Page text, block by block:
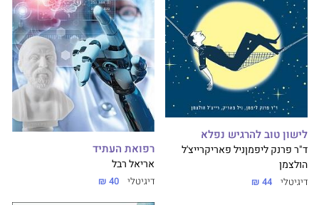
לישון טוב להרגיש נפלא
ד"ר פרנק ליפמןניל פאריקרייצ'ל
הולצמן
דיגיטלי 44 ₪
רפואת העתיד
אריאל רבל
דיגיטלי 40 ₪